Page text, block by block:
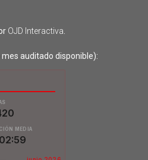
OJD Interactiva
mes auditado disponible):